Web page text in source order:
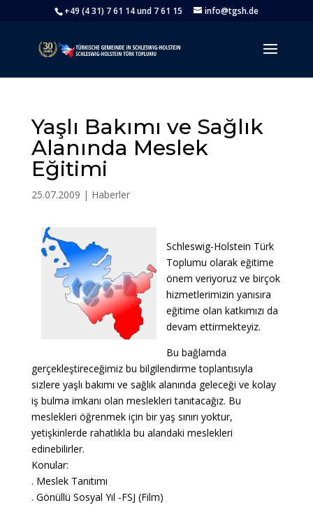
+49 (4 31) 7 61 14 und 7 61 15 info@tgsh.de
Yaşlı Bakımı ve Sağlık
Alanında Meslek
Eğitimi
25.07.2009 | Haberler
Schleswig-Holstein Türk
Toplumu olarak eğitime
önem veriyoruz ve birçok
hizmetlerimizin yanısıra
eğitime olan katkımızı da
devam ettirmekteyiz.
Bu bağlamda
gerçekleştireceğimiz bu bilgilendirme toplantısıyla
sizlere yaşlı bakımı ve sağlık alanında geleceği ve kolay
iş bulma imkanı olan meslekleri tanıtacağız. Bu
meslekleri öğrenmek için bir yaş sınırı yoktur,
yetişkinlerde rahatlıkla bu alandaki meslekleri
edinebilirler.
Konular:
. Meslek Tanıtımı
. Gönüllü Sosyal Yıl -FSJ (Film)